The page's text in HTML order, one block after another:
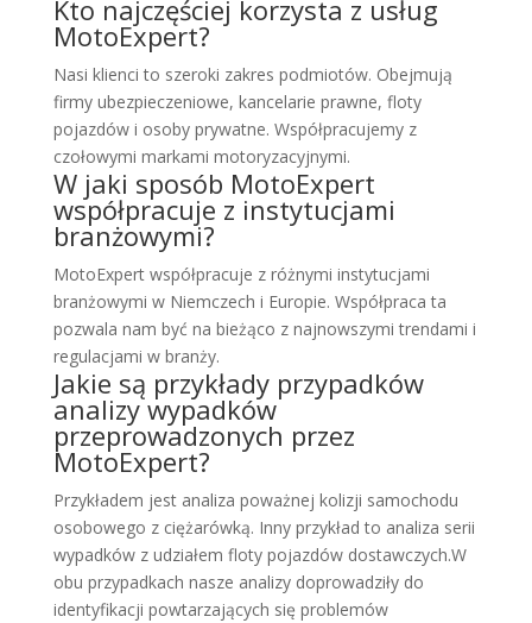
Kto najczęściej korzysta z usług
MotoExpert?
Nasi klienci to szeroki zakres podmiotów. Obejmują
firmy ubezpieczeniowe, kancelarie prawne, floty
pojazdów i osoby prywatne. Współpracujemy z
czołowymi markami motoryzacyjnymi.
W jaki sposób MotoExpert
współpracuje z instytucjami
branżowymi?
MotoExpert współpracuje z różnymi instytucjami
branżowymi w Niemczech i Europie. Współpraca ta
pozwala nam być na bieżąco z najnowszymi trendami i
regulacjami w branży.
Jakie są przykłady przypadków
analizy wypadków
przeprowadzonych przez
MotoExpert?
Przykładem jest analiza poważnej kolizji samochodu
osobowego z ciężarówką. Inny przykład to analiza serii
wypadków z udziałem floty pojazdów dostawczych.W
obu przypadkach nasze analizy doprowadziły do
identyfikacji powtarzających się problemów